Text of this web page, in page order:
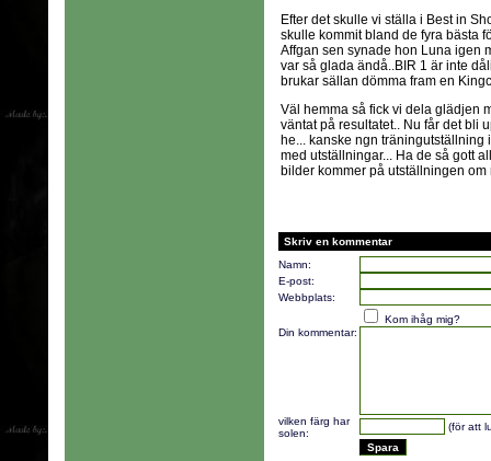
Efter det skulle vi ställa i Best in
skulle kommit bland de fyra bästa
Affgan sen synade hon Luna igen
var så glada ändå..BIR 1 är inte
brukar sällan dömma fram en
Väl hemma så fick vi dela glädjen
väntat på resultatet.. Nu får det bli
he... kanske ngn träningutställning
med utställningar... Ha de så gott
bilder kommer på utställningen
Skriv en kommentar
Namn:
E-post:
Webbplats:
Kom ihåg mig?
Din kommentar:
vilken färg har
solen:
(för att